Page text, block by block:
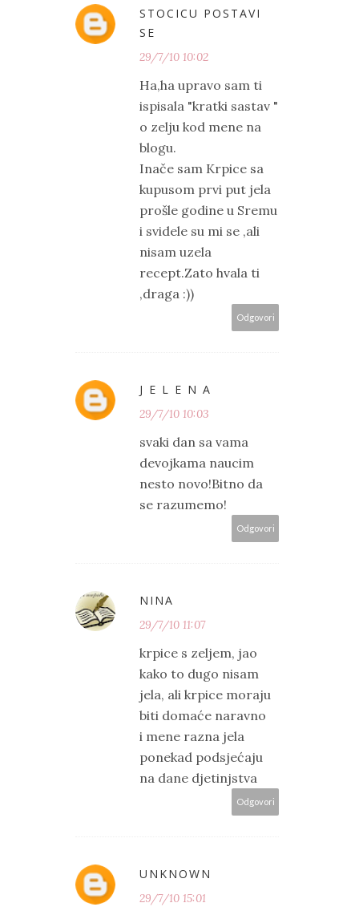
STOCICU POSTAVI
SE
29/7/10 10:02
Ha,ha upravo sam ti
ispisala "kratki sastav "
o zelju kod mene na
blogu.
Inače sam Krpice sa
kupusom prvi put jela
prošle godine u Sremu
i svidele su mi se ,ali
nisam uzela
recept.Zato hvala ti
,draga :))
Odgovori
J E L E N A
29/7/10 10:03
svaki dan sa vama
devojkama naucim
nesto novo!Bitno da
se razumemo!
Odgovori
NINA
29/7/10 11:07
krpice s zeljem, jao
kako to dugo nisam
jela, ali krpice moraju
biti domaće naravno
i mene razna jela
ponekad podsjećaju
na dane djetinjstva
Odgovori
UNKNOWN
29/7/10 15:01